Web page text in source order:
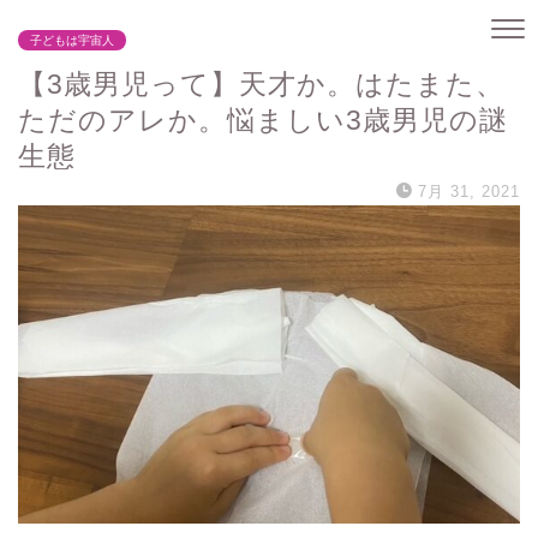
子どもは宇宙人
【3歳男児って】天才か。はたまた、
ただのアレか。悩ましい3歳男児の謎
生態
7月 31, 2021